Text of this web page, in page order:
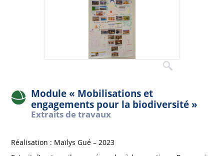
Module « Mobilisations et
engagements pour la biodiversité »
Extraits de travaux
Réalisation : Maïlys Gué – 2023